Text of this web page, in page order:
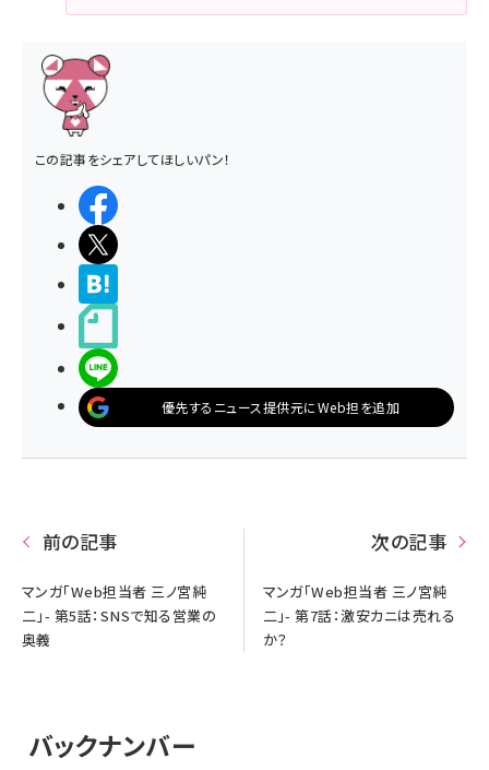
この記事をシェアしてほしいパン！
優先するニュース提供元にWeb担を追加
前の記事
マンガ「Web担当者 三ノ宮純
二」- 第5話：SNSで知る営業の
奥義
次の記事
マンガ「Web担当者 三ノ宮純
二」- 第7話：激安カニは売れる
か？
バックナンバー